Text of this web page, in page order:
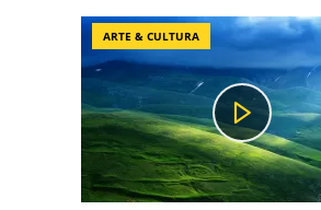
ARTE & CULTURA